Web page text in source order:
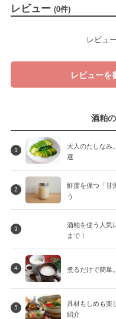
レビュー (0件)
レビュ
レビューを
酒粕
1
大人のたしなみ
選
2
鮮度を保つ「甘
う
3
酒粕を使う人気
まで！
4 煮るだけで簡単
5
具材もしめも楽
紹介